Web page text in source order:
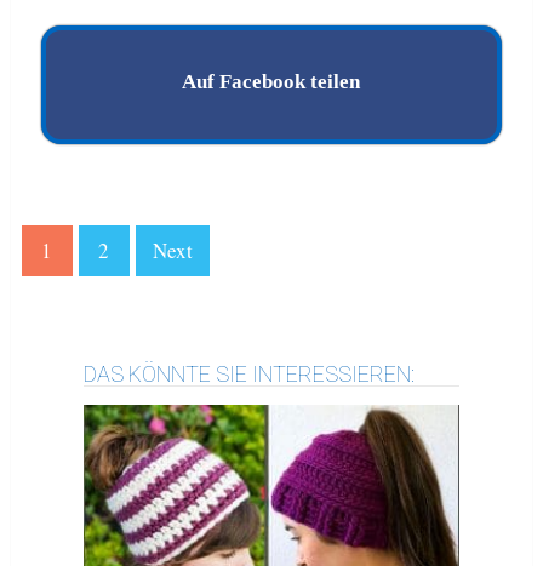
Auf Facebook teilen
1 2 Next
DAS KÖNNTE SIE INTERESSIEREN: